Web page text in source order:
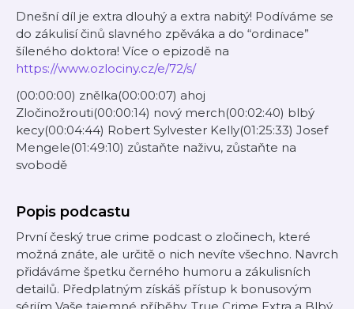
Dnešní díl je extra dlouhý a extra nabitý! Podíváme se
do zákulisí činů slavného zpěváka a do “ordinace”
šíleného doktora! Více o epizodě na
https://www.ozlociny.cz/e/72/s/
(00:00:00) znělka(00:00:07) ahoj
Zločinožrouti(00:00:14) nový merch(00:02:40) blbý
kecy(00:04:44) Robert Sylvester Kelly(01:25:33) Josef
Mengele(01:49:10) zůstaňte naživu, zůstaňte na
svobodě
Popis podcastu
První český true crime podcast o zločinech, které
možná znáte, ale určitě o nich nevíte všechno. Navrch
přidáváme špetku černého humoru a zákulisních
detailů. Předplatným získáš přístup k bonusovým